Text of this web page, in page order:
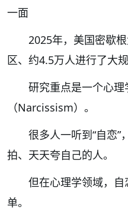
一面
2025年，美国密歇
区、约4.5万人进行了大
研究重点是一个心
（Narcissism）。
很多人一听到“自恋”
拍、天天夸自己的人。
但在心理学领域，
单。